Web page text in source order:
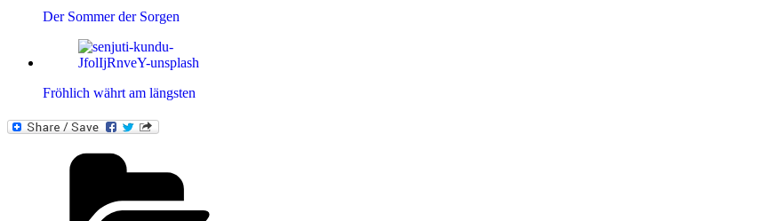
Der Sommer der Sorgen
Fröhlich währt am längsten